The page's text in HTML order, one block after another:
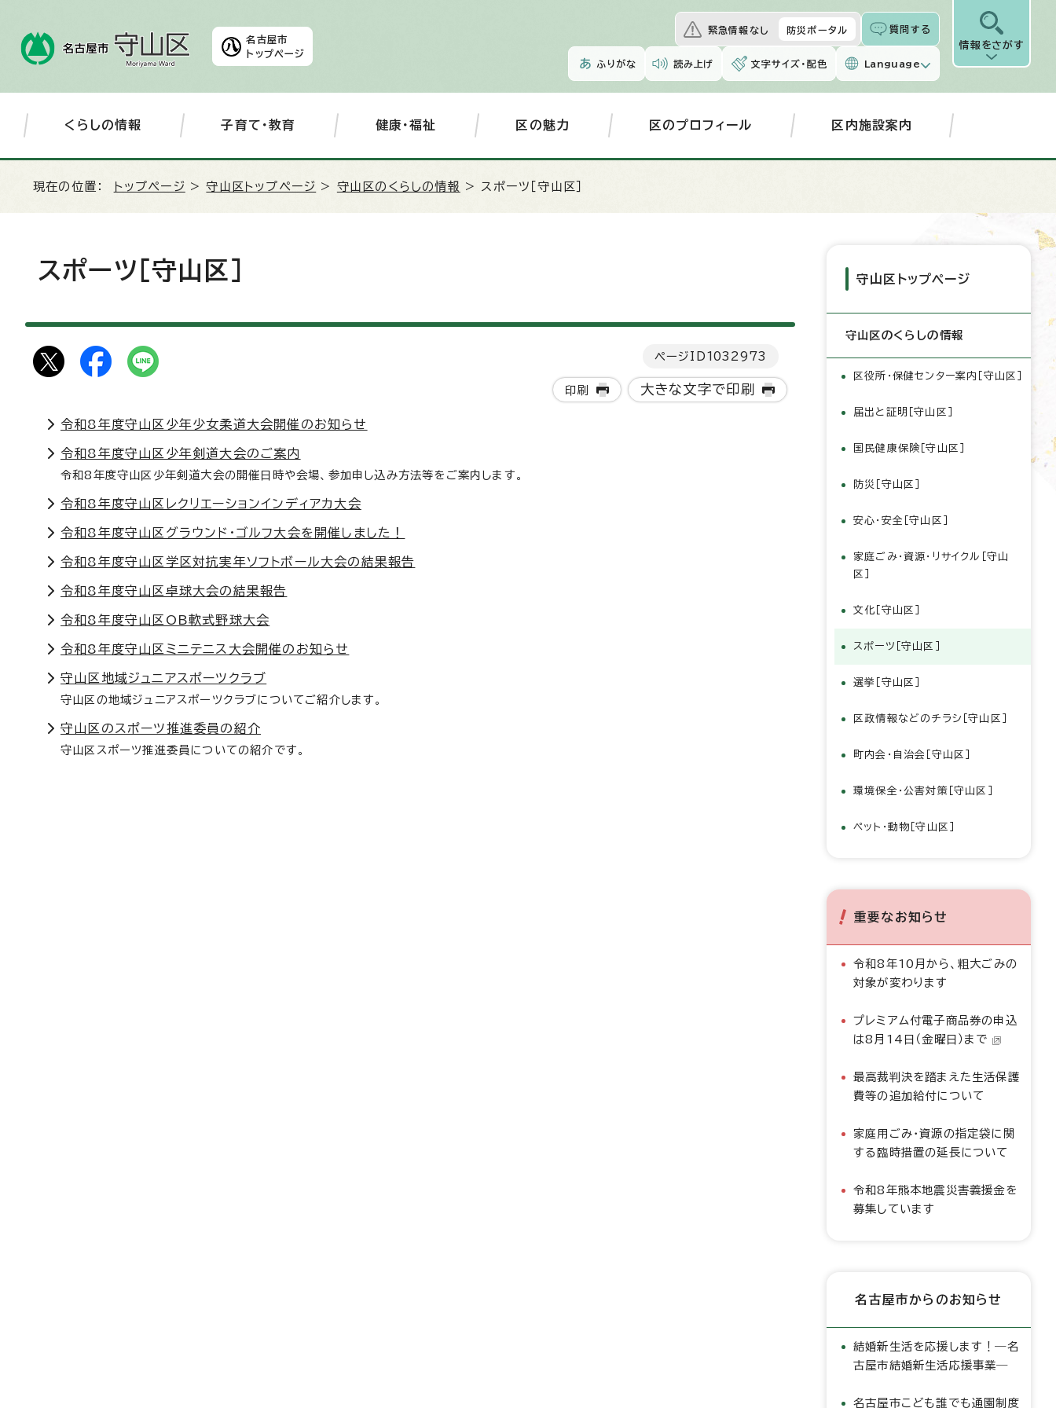
名古屋市
トップページ
緊急情報なし 防災ポータル 質問する
ふりがな 読み上げ 文字サイズ・配色 Language
情報をさがす
くらしの情報 子育て・教育 健康・福祉 区の魅力 区のプロフィール 区内施設案内
現在の位置： トップページ >守山区トップページ > 守山区のくらしの情報 > スポーツ［守山区］
スポーツ［守山区］
ページID 1032973
印刷 大きな文字で印刷
令和8年度守山区少年少女柔道大会開催のお知らせ
令和8年度守山区少年剣道大会のご案内
令和8年度守山区少年剣道大会の開催日時や会場、参加申し込み方法等をご案内します。
令和8年度守山区レクリエーションインディアカ大会
令和8年度守山区グラウンド・ゴルフ大会を開催しました！
令和8年度守山区学区対抗実年ソフトボール大会の結果報告
令和8年度守山区卓球大会の結果報告
令和8年度守山区OB軟式野球大会
令和8年度守山区ミニテニス大会開催のお知らせ
守山区地域ジュニアスポーツクラブ
守山区の地域ジュニアスポーツクラブについてご紹介します。
守山区のスポーツ推進委員の紹介
守山区スポーツ推進委員についての紹介です。
守山区トップページ
守山区のくらしの情報
区役所・保健センター案内［守山区］
届出と証明［守山区］
国民健康保険［守山区］
防災［守山区］
安心・安全［守山区］
家庭ごみ・資源・リサイクル［守山
区］
文化［守山区］
スポーツ［守山区］
選挙［守山区］
区政情報などのチラシ［守山区］
町内会・自治会［守山区］
環境保全・公害対策［守山区］
ペット・動物［守山区］
重要なお知らせ
令和8年10月から、粗大ごみの
対象が変わります
プレミアム付電子商品券の申込
は8月14日（金曜日）まで
最高裁判決を踏まえた生活保護
費等の追加給付について
家庭用ごみ・資源の指定袋に関
する臨時措置の延長について
令和8年熊本地震災害義援金を
募集しています
名古屋市からのお知らせ
結婚新生活を応援します！―名
古屋市結婚新生活応援事業―
名古屋市こども誰でも通園制度